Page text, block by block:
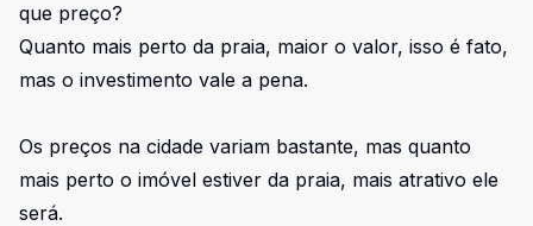
que preço?
Quanto mais perto da praia, maior o valor, isso é fato,
mas o investimento vale a pena.
Os preços na cidade variam bastante, mas quanto
mais perto o imóvel estiver da praia, mais atrativo ele
será.